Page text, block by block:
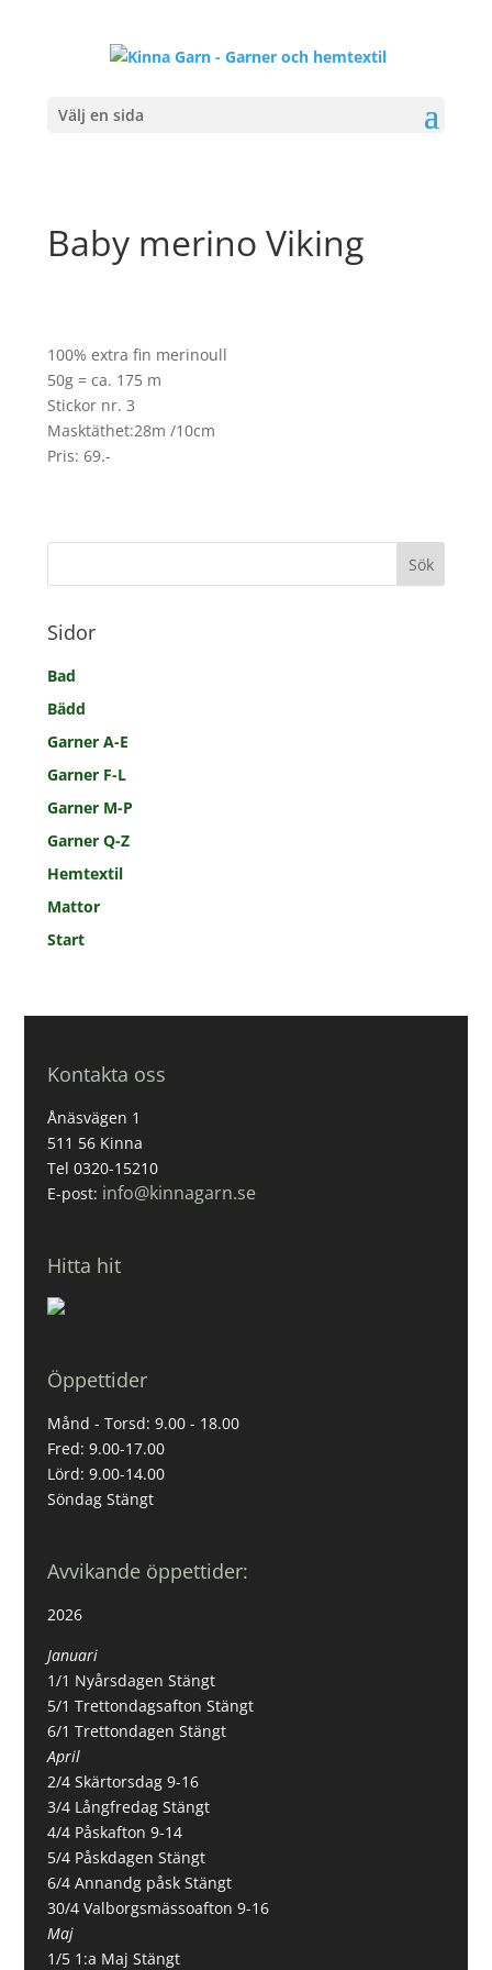
Välj en sida
Baby merino Viking
100% extra fin merinoull
50g = ca. 175 m
Stickor nr. 3
Masktäthet:28m /10cm
Pris: 69.-
Sidor
Bad
Bädd
Garner A-E
Garner F-L
Garner M-P
Garner Q-Z
Hemtextil
Mattor
Start
Kontakta oss
Ånäsvägen 1
511 56 Kinna
Tel 0320-15210
E-post: info@kinnagarn.se
Hitta hit
Öppettider
Månd - Torsd: 9.00 - 18.00
Fred: 9.00-17.00
Lörd: 9.00-14.00
Söndag Stängt
Avvikande öppettider:
2026
Januari
1/1 Nyårsdagen Stängt
5/1 Trettondagsafton Stängt
6/1 Trettondagen Stängt
April
2/4 Skärtorsdag 9-16
3/4 Långfredag Stängt
4/4 Påskafton 9-14
5/4 Påskdagen Stängt
6/4 Annandg påsk Stängt
30/4 Valborgsmässoafton 9-16
Maj
1/5 1:a Maj Stängt